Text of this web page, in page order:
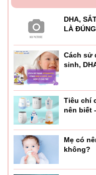
hơn khi uống lạnh. Tùy
lượng dùng của mỗi bé
cần phải lắc đều và sử
hộp mỗi ngày.
Bảo quản nơi khô ráo,
nắng trực tiếp.
DHA,
LÀ
Cách sử
sinh,
Tiêu chí
nên biết
Mẹ có
không?